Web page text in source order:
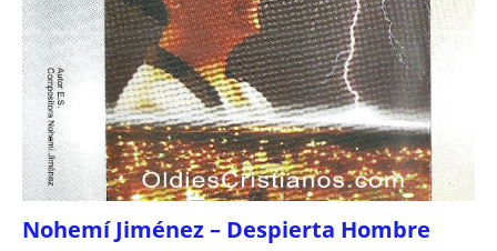
Nohemí Jiménez – Despierta Hombre